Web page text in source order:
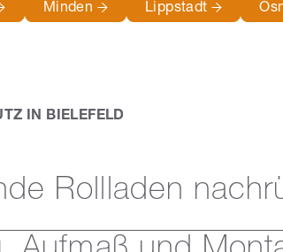
Minden Lippstadt
IN BIELEFELD
Rollladen